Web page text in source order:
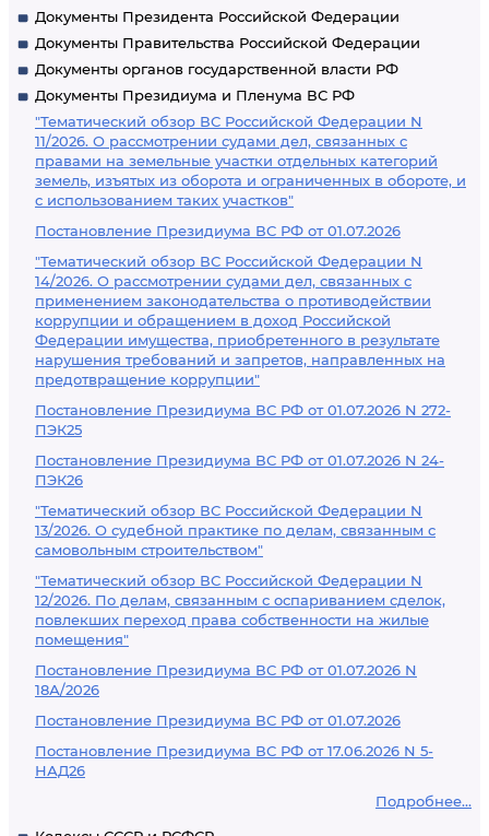
Документы Президента Российской Федерации
Документы Правительства Российской Федерации
Документы органов государственной власти РФ
Документы Президиума и Пленума ВС РФ
"Тематический обзор ВС Российской Федерации N
11/2026. О рассмотрении судами дел, связанных с
правами на земельные участки отдельных категорий
земель, изъятых из оборота и ограниченных в обороте, и
с использованием таких участков"
Постановление Президиума ВС РФ от 01.07.2026
"Тематический обзор ВС Российской Федерации N
14/2026. О рассмотрении судами дел, связанных с
применением законодательства о противодействии
коррупции и обращением в доход Российской
Федерации имущества, приобретенного в результате
нарушения требований и запретов, направленных на
предотвращение коррупции"
Постановление Президиума ВС РФ от 01.07.2026 N 272-
ПЭК25
Постановление Президиума ВС РФ от 01.07.2026 N 24-
ПЭК26
"Тематический обзор ВС Российской Федерации N
13/2026. О судебной практике по делам, связанным с
самовольным строительством"
"Тематический обзор ВС Российской Федерации N
12/2026. По делам, связанным с оспариванием сделок,
повлекших переход права собственности на жилые
помещения"
Постановление Президиума ВС РФ от 01.07.2026 N
18А/2026
Постановление Президиума ВС РФ от 01.07.2026
Постановление Президиума ВС РФ от 17.06.2026 N 5-
НАД26
Подробнее...